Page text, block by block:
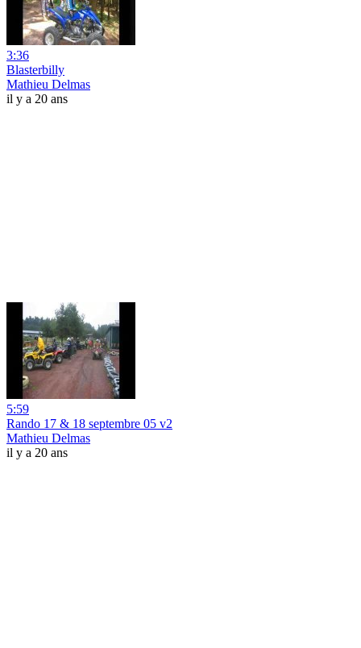
3:36
Blasterbilly
Mathieu Delmas
il y a 20 ans
5:59
Rando 17 & 18 septembre 05 v2
Mathieu Delmas
il y a 20 ans